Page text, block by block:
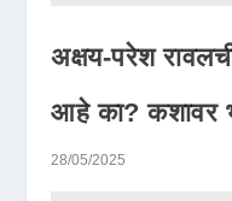
अक्षय-परेश
आहे का? कशावर
28/05/2025